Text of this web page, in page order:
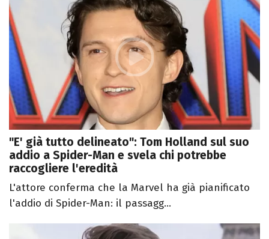
"E' già tutto delineato": Tom Holland sul suo
addio a Spider-Man e svela chi potrebbe
raccogliere l'eredità
L'attore conferma che la Marvel ha già pianificato
l'addio di Spider-Man: il passagg...